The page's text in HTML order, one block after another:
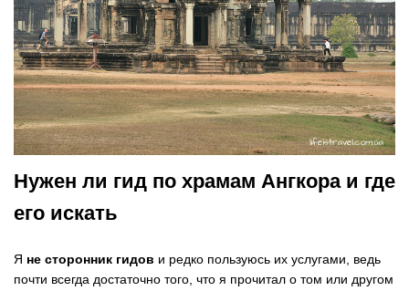
Нужен ли гид по храмам Ангкора и где
его искать
Я не сторонник гидов и редко пользуюсь их услугами, ведь
почти всегда достаточно того, что я прочитал о том или другом